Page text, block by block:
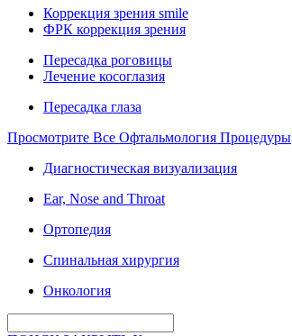
Коррекция зрения smile
ФРК коррекция зрения
Пересадка роговицы
Лечение косоглазия
Пересадка глаза
Просмотрите Все Офтальмология Процедуры
Диагностическая визуализация
Ear, Nose and Throat
Ортопедия
Спинальная хирургия
Онкология